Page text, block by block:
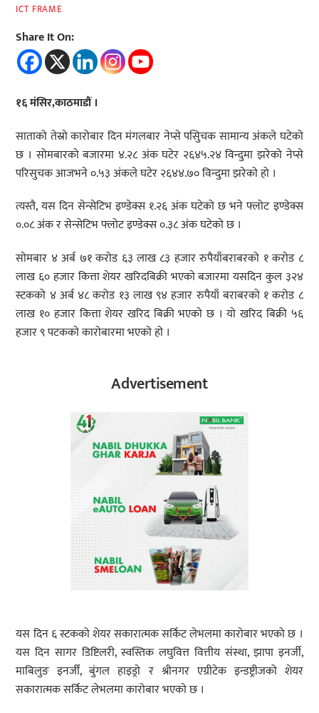
ICT FRAME
Share It On:
१६ मंसिर,काठमाडौं ।
साताको तेस्रो कारोबार दिन मंगलबार नेप्से पसिुचक सामान्य अंकले घटेको
छ । सोमबारको बजारमा ४.२८ अंक घटेर २६४५.२४ विन्दुमा झरेको नेप्से
परिसुचक आजभने ०.५३ अंकले घटेर २६४४.७० विन्दुमा झरेको हो ।
त्यस्तै, यस दिन सेन्सेटिभ इण्डेक्स १.२६ अंक घटेको छ भने फ्लोट इण्डेक्स
०.०८ अंक र सेन्सेटिभ फ्लोट इण्डेक्स ०.३८ अंक घटेको छ ।
सोमबार ४ अर्ब ७१ करोड ६३ लाख ८३ हजार रुपैयाँबराबरको १ करोड ८
लाख ६० हजार कित्ता शेयर खरिदबिक्री भएको बजारमा यसदिन कुल ३२४
स्टकको ४ अर्ब ४८ करोड १३ लाख ९४ हजार रुपैयाँ बराबरको १ करोड ८
लाख १० हजार कित्ता शेयर खरिद बिक्री भएको छ । यो खरिद बिक्री ५६
हजार ९ पटकको कारोबारमा भएको हो ।
Advertisement
यस दिन ६ स्टकको शेयर सकारात्मक सर्किट लेभलमा कारोबार भएको छ ।
यस दिन सागर डिष्टिलरी, स्वस्तिक लघुवित्त वित्तीय संस्था, झापा इनर्जी,
माबिलुङ इनर्जीं, बुंगल हाइड्रो र श्रीनगर एग्रीटेक इन्डष्ट्रीजको शेयर
सकारात्मक सर्किट लेभलमा कारोबार भएको छ ।